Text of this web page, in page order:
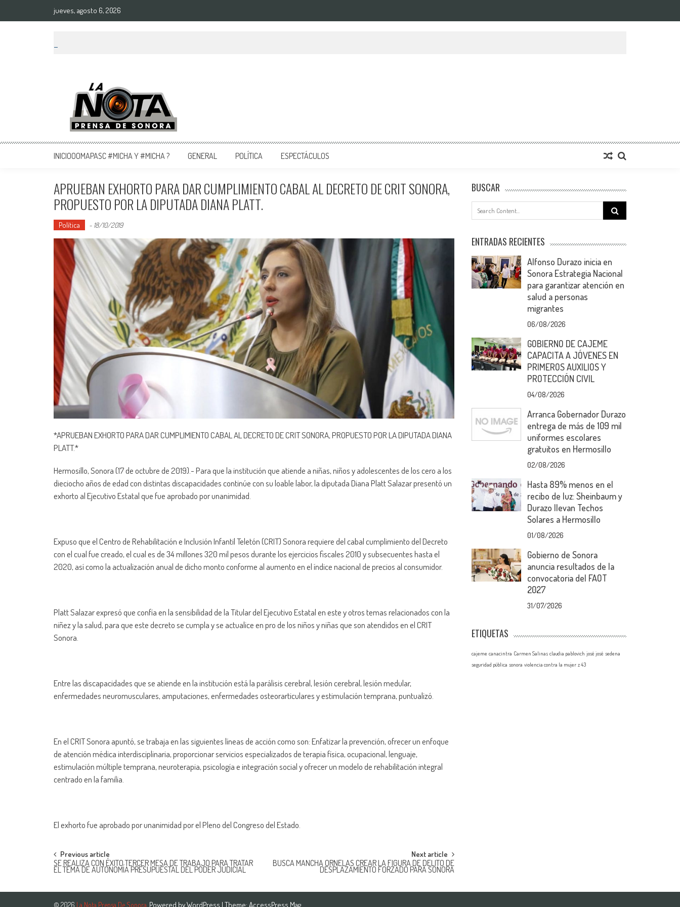
jueves, agosto 6, 2026
La Nota Prensa De Sonora
Noticias del día
INICIOOOMAPASC #MICHA Y #MICHA ? GENERAL POLÍTICA ESPECTÁCULOS
APRUEBAN EXHORTO PARA DAR CUMPLIMIENTO CABAL AL DECRETO DE CRIT SONORA,
PROPUESTO POR LA DIPUTADA DIANA PLATT.
Política - 18/10/2019
*APRUEBAN EXHORTO PARA DAR CUMPLIMIENTO CABAL AL DECRETO DE CRIT SONORA, PROPUESTO POR LA DIPUTADA DIANA
PLATT.*
Hermosillo, Sonora (17 de octubre de 2019).- Para que la institución que atiende a niñas, niños y adolescentes de los cero a los
dieciocho años de edad con distintas discapacidades continúe con su loable labor, la diputada Diana Platt Salazar presentó un
exhorto al Ejecutivo Estatal que fue aprobado por unanimidad.
Expuso que el Centro de Rehabilitación e Inclusión Infantil Teletón (CRIT) Sonora requiere del cabal cumplimiento del Decreto
con el cual fue creado, el cual es de 34 millones 320 mil pesos durante los ejercicios fiscales 2010 y subsecuentes hasta el
2020, así como la actualización anual de dicho monto conforme al aumento en el índice nacional de precios al consumidor.
Platt Salazar expresó que confía en la sensibilidad de la Titular del Ejecutivo Estatal en este y otros temas relacionados con la
niñez y la salud, para que este decreto se cumpla y se actualice en pro de los niños y niñas que son atendidos en el CRIT
Sonora.
Entre las discapacidades que se atiende en la institución está la parálisis cerebral, lesión cerebral, lesión medular,
enfermedades neuromusculares, amputaciones, enfermedades osteorarticulares y estimulación temprana, puntualizó.
En el CRIT Sonora apuntó, se trabaja en las siguientes líneas de acción como son: Enfatizar la prevención, ofrecer un enfoque
de atención médica interdisciplinaria, proporcionar servicios especializados de terapia física, ocupacional, lenguaje,
estimulación múltiple temprana, neuroterapia, psicología e integración social y ofrecer un modelo de rehabilitación integral
centrado en la familia.
El exhorto fue aprobado por unanimidad por el Pleno del Congreso del Estado.
Post
navigation
Previous article
SE REALIZA CON ÉXITO TERCER MESA DE TRABAJO PARA TRATAR
EL TEMA DE AUTONOMÍA PRESUPUESTAL DEL PODER JUDICIAL
Next article
BUSCA MANCHA ORNELAS CREAR LA FIGURA DE DELITO DE
DESPLAZAMIENTO FORZADO PARA SONORA
BUSCAR
Search
for:
ENTRADAS RECIENTES
Alfonso Durazo inicia en
Sonora Estrategia Nacional
para garantizar atención en
salud a personas
migrantes
06/08/2026
GOBIERNO DE CAJEME
CAPACITA A JÓVENES EN
PRIMEROS AUXILIOS Y
PROTECCIÓN CIVIL
04/08/2026
Arranca Gobernador Durazo
entrega de más de 109 mil
uniformes escolares
gratuitos en Hermosillo
02/08/2026
Hasta 89% menos en el
recibo de luz: Sheinbaum y
Durazo llevan Techos
Solares a Hermosillo
01/08/2026
Gobierno de Sonora
anuncia resultados de la
convocatoria del FAOT
2027
31/07/2026
ETIQUETAS
cajeme canacintra Carmen Salinas claudia pablovich josé josé sedena
seguridad pública sonora violencia contra la mujer z 43
© 2026 La Nota Prensa De Sonora Powered byWordPress | Theme: AccessPress Mag